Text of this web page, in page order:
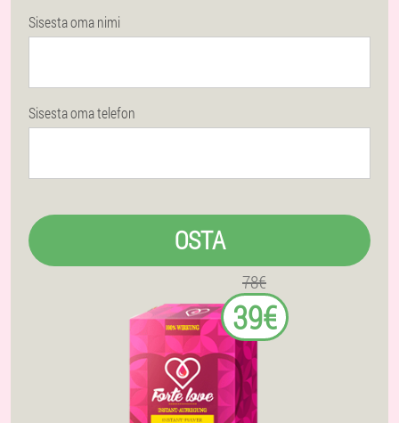
Sisesta oma nimi
Sisesta oma telefon
OSTA
78€
39€